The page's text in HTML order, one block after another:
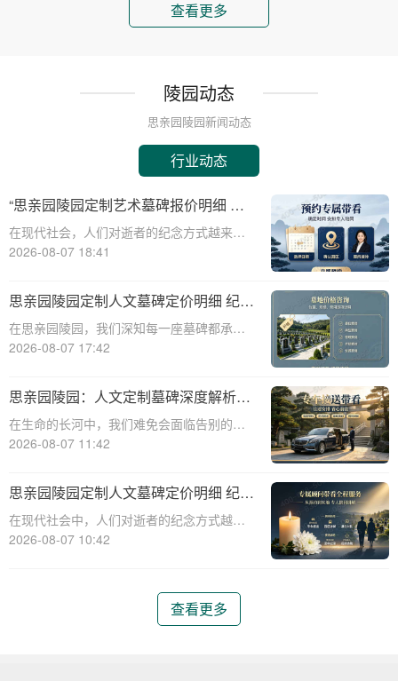
查看更多
陵园动态
思亲园陵园新闻动态
行业动态
“思亲园陵园定制艺术墓碑报价明细 活
动减免设计雕刻费用详解”
在现代社会，人们对逝者的纪念方式越来越
注重个性化与艺术性。思亲园陵园作为一家
碑服务，以满足客户对逝者的特殊纪念需
求。本文将详细介绍思亲园陵园定制艺术墓
碑的报价明细
2026-08-07 18:41
思亲园陵园定制人文墓碑定价明细 纪念
空间免费开放使用详解
在思亲园陵园，我们深知每一座墓碑都承载
着对逝者的深深怀念和对生者的美好祝愿。
者的永恒纪念，更是生者情感的寄托。本文
将详细介绍思亲园陵园定制人文墓碑的定价
明细以及纪
2026-08-07 17:42
思亲园陵园：人文定制墓碑深度解析
——定价明细、追思仪式配套、专属优
惠及价值服务详解
在生命的长河中，我们难免会面临告别的时
刻。当挚爱的亲人离去，留下的是无尽的思
业的陵园服务机构，始终以温暖和关怀为核
心，为家属提供周到、人性化的服务。本文
将为您详细
2026-08-07 11:42
思亲园陵园定制人文墓碑定价明细 纪念
空间免费开放使用详解
在现代社会中，人们对逝者的纪念方式越来
越注重人文关怀和个性化需求。思亲园陵园
本文将详细介绍思亲园陵园定制人文墓碑的
2026-08-07 10:42
查看更多